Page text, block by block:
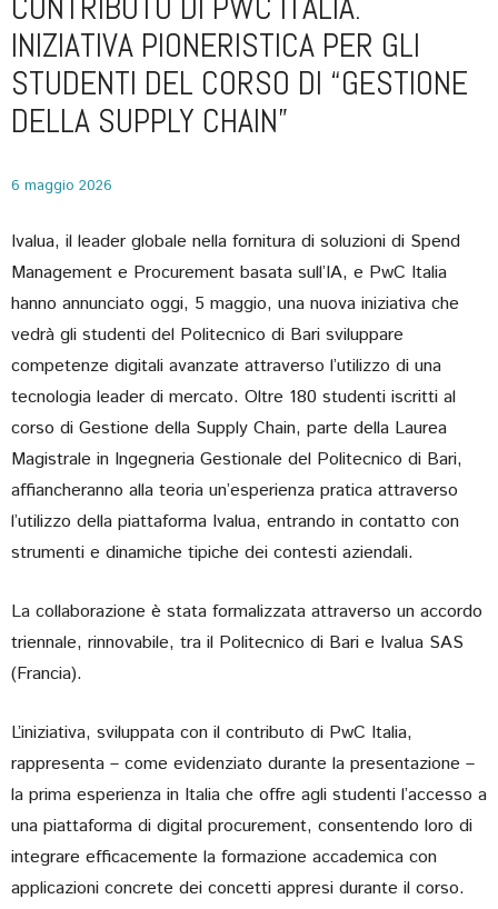
INIZIATIVA PIONERISTICA PER GLI
STUDENTI DEL CORSO DI “GESTIONE
DELLA SUPPLY CHAIN”
6 maggio 2026
Ivalua, il leader globale nella fornitura di soluzioni di Spend
Management e Procurement basata sull’IA, e PwC Italia
hanno annunciato oggi, 5 maggio, una nuova iniziativa che
vedrà gli studenti del Politecnico di Bari sviluppare
competenze digitali avanzate attraverso l’utilizzo di una
tecnologia leader di mercato. Oltre 180 studenti iscritti al
corso di Gestione della Supply Chain, parte della Laurea
Magistrale in Ingegneria Gestionale del Politecnico di Bari,
affiancheranno alla teoria un’esperienza pratica attraverso
l’utilizzo della piattaforma Ivalua, entrando in contatto con
strumenti e dinamiche tipiche dei contesti aziendali.
La collaborazione è stata formalizzata attraverso un accordo
triennale, rinnovabile, tra il Politecnico di Bari e Ivalua SAS
(Francia).
L’iniziativa, sviluppata con il contributo di PwC Italia,
rappresenta – come evidenziato durante la presentazione –
la prima esperienza in Italia che offre agli studenti l’accesso a
una piattaforma di digital procurement, consentendo loro di
integrare efficacemente la formazione accademica con
applicazioni concrete dei concetti appresi durante il corso.